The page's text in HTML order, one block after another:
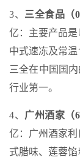
3、 三全食品（
亿：主要产品
中式速冻及常
三全在中国国
行业第一。
4、 广州酒家（
亿：广州酒家
式腊味、莲蓉